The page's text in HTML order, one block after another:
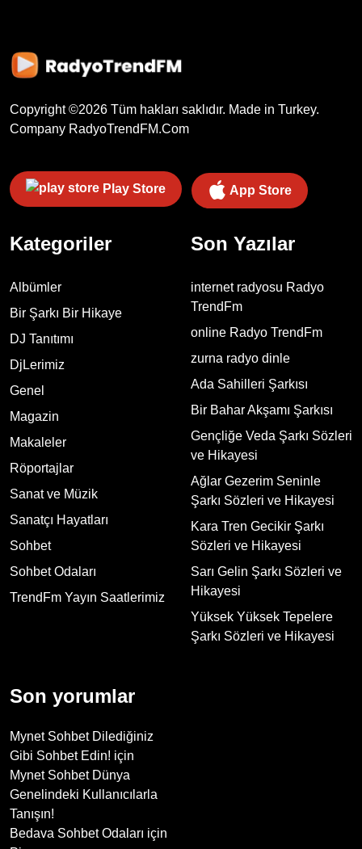
Copyright ©2026 Tüm hakları saklıdır. Made in Turkey.
Company RadyoTrendFM.Com
Play Store App Store
Kategoriler
Albümler
Bir Şarkı Bir Hikaye
DJ Tanıtımı
DjLerimiz
Genel
Magazin
Makaleler
Röportajlar
Sanat ve Müzik
Sanatçı Hayatları
Sohbet
Sohbet Odaları
TrendFm Yayın Saatlerimiz
Son Yazılar
internet radyosu Radyo
TrendFm
online Radyo TrendFm
zurna radyo dinle
Ada Sahilleri Şarkısı
Bir Bahar Akşamı Şarkısı
Gençliğe Veda Şarkı Sözleri
ve Hikayesi
Ağlar Gezerim Seninle
Şarkı Sözleri ve Hikayesi
Kara Tren Gecikir Şarkı
Sözleri ve Hikayesi
Sarı Gelin Şarkı Sözleri ve
Hikayesi
Yüksek Yüksek Tepelere
Şarkı Sözleri ve Hikayesi
Son yorumlar
Mynet Sohbet Dilediğiniz
Gibi Sohbet Edin! için
Mynet Sohbet Dünya
Genelindeki Kullanıcılarla
Tanışın!
Bedava Sohbet Odaları için